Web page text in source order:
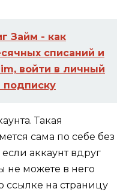
Займ - как
списаний и
войти в личный
подписку
Такая
сама по себе без
аккаунт вдруг
не можете в него
ссылке на страницу